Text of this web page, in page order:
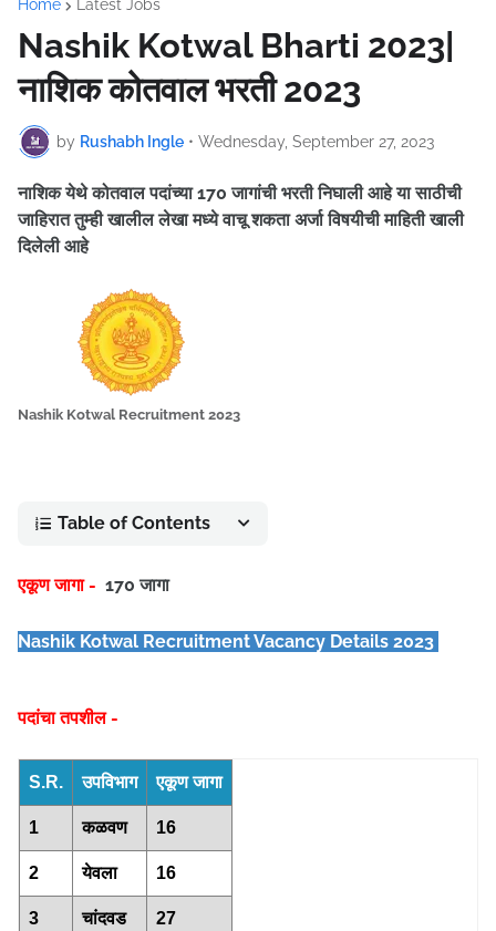
Home Latest Jobs
Nashik Kotwal Bharti 2023|
नाशिक कोतवाल भरती 2023
by Rushabh Ingle • Wednesday, September 27, 2023
नाशिक येथे कोतवाल पदांच्या 170 जागांची भरती निघाली आहेया साठीची
जाहिरात तुम्ही खालील लेखा मध्ये वाचू शकता अर्जा विषयीची माहिती खाली
दिलेली आहे
Nashik Kotwal Recruitment 2023
Table of Contents
एकूण जागा - 170 जागा
Nashik Kotwal Recruitment Vacancy Details 2023
पदांचा तपशील -
S.R. उपविभाग एकूण जागा
1 कळवण 16
2 येवला 16
3 चांदवड 27